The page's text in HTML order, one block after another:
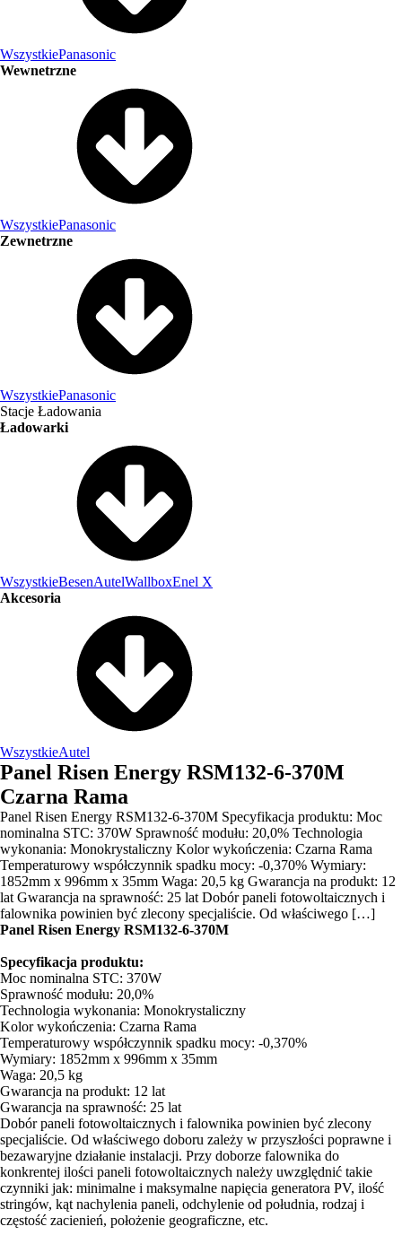
WszystkiePanasonic
Wewnetrzne
WszystkiePanasonic
Zewnetrzne
WszystkiePanasonic
Stacje Ładowania
Ładowarki
WszystkieBesenAutelWallboxEnel X
Akcesoria
WszystkieAutel
Panel Risen Energy RSM132-6-370M
Czarna Rama
Panel Risen Energy RSM132-6-370M Specyfikacja produktu: Moc
nominalna STC: 370W Sprawność modułu: 20,0% Technologia
wykonania: Monokrystaliczny Kolor wykończenia: Czarna Rama
Temperaturowy współczynnik spadku mocy: -0,370% Wymiary:
1852mm x 996mm x 35mm Waga: 20,5 kg Gwarancja na produkt: 12
lat Gwarancja na sprawność: 25 lat Dobór paneli fotowoltaicznych i
falownika powinien być zlecony specjaliście. Od właściwego […]
Panel Risen Energy RSM132-6-370M
Specyfikacja produktu:
Moc nominalna STC: 370W
Sprawność modułu: 20,0%
Technologia wykonania: Monokrystaliczny
Kolor wykończenia: Czarna Rama
Temperaturowy współczynnik spadku mocy: -0,370%
Wymiary: 1852mm x 996mm x 35mm
Waga: 20,5 kg
Gwarancja na produkt: 12 lat
Gwarancja na sprawność: 25 lat
Dobór paneli fotowoltaicznych i falownika powinien być zlecony
specjaliście. Od właściwego doboru zależy w przyszłości poprawne i
bezawaryjne działanie instalacji. Przy doborze falownika do
konkrentej ilości paneli fotowoltaicznych należy uwzględnić takie
czynniki jak: minimalne i maksymalne napięcia generatora PV, ilość
stringów, kąt nachylenia paneli, odchylenie od południa, rodzaj i
częstość zacienień, położenie geograficzne, etc.